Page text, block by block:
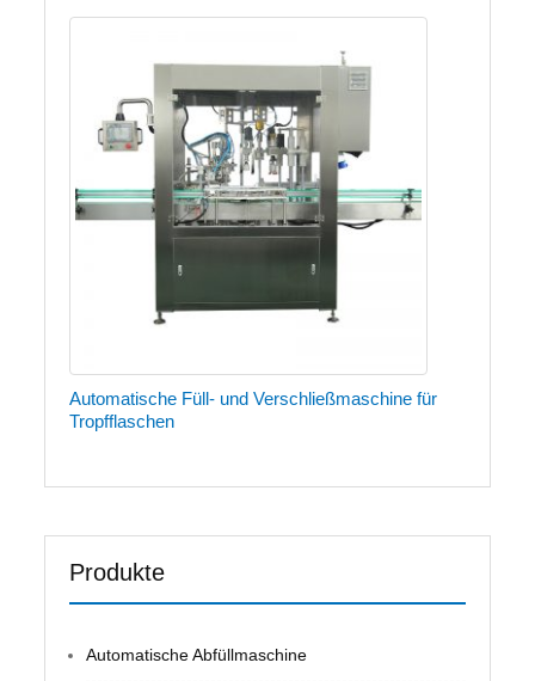
Automatische Füll- und Verschließmaschine für
Tropfflaschen
Produkte
Automatische Abfüllmaschine